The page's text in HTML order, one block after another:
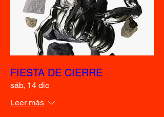
FIESTA DE CIERRE
sáb, 14 dic
Leer más